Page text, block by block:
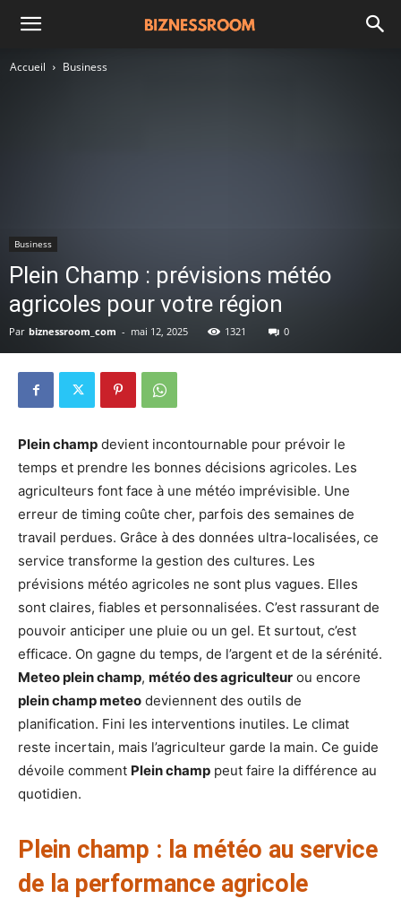
Accueil Business
Business
Plein Champ : prévisions météo
agricoles pour votre région
Par biznessroom_com - mai 12, 2025 1321 0
Plein champ devient incontournable pour prévoir le
temps et prendre les bonnes décisions agricoles. Les
agriculteurs font face à une météo imprévisible. Une
erreur de timing coûte cher, parfois des semaines de
travail perdues. Grâce à des données ultra-localisées, ce
service transforme la gestion des cultures. Les
prévisions météo agricoles ne sont plus vagues. Elles
sont claires, fiables et personnalisées. C’est rassurant de
pouvoir anticiper une pluie ou un gel. Et surtout, c’est
efficace. On gagne du temps, de l’argent et de la sérénité.
Meteo plein champ, météo des agriculteur ou encore
plein champ meteo deviennent des outils de
planification. Fini les interventions inutiles. Le climat
reste incertain, mais l’agriculteur garde la main. Ce guide
dévoile comment Plein champ peut faire la différence au
quotidien.
Plein champ : la météo au service
de la performance agricole